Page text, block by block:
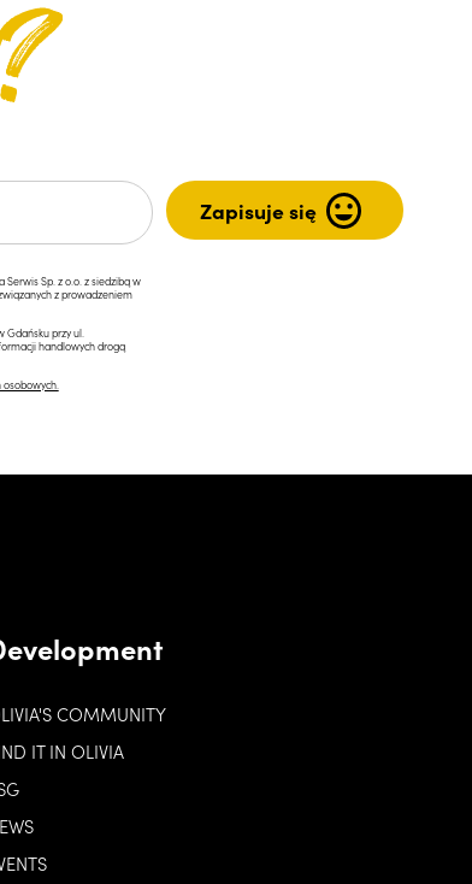
Sp. z o.o. z siedzibą w
z prowadzeniem
Gdańsku przy ul.
handlowych drogą
COMMUNITY
IT IN OLIVIA